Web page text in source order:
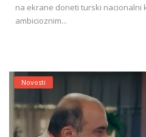
na ekrane doneti turski nacionalni
ambicioznim...
Novosti